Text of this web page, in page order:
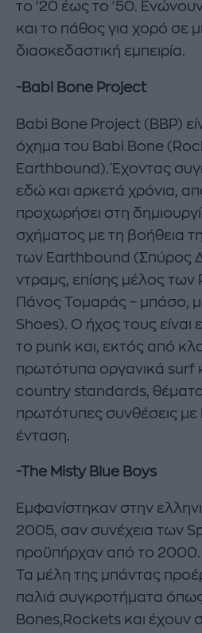
το '20 έως το '50.
και το πάθος για χορό σε
διασκεδαστική εμπειρία.
-Babi Bone Project
Babi Bone Project (BBP)
όχημα του Babi Bone
Earthbound). Έχοντας
εδώ και αρκετά χρόνια,
προχωρήσει στη
σχήματος με τη βοήθεια
των Earthbound (Σπύρος
ντραμς, επίσης μέλος των
Πάνος Τομαράς – μπάσο,
Shoes). Ο ήχος τους
το punk και, εκτός από
πρωτότυπα οργανικά surf
country standards, θέματα
πρωτότυπες συνθέσεις
ένταση.
-The Misty Blue Boys
Εμφανίστηκαν στην
2005, σαν συνέχεια των
προϋπήρχαν από το 2000.
Τα μέλη της μπάντας
παλιά συγκροτήματα
Bones,Rockets και έχουν